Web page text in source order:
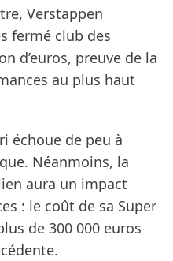
Verstappen
fermé club des
d’euros, preuve de la
au plus haut
échoue de peu à
Néanmoins, la
aura un impact
: le coût de sa Super
de 300 000 euros